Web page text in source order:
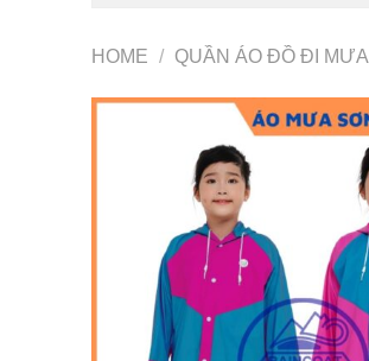
HOME / QUẦN ÁO ĐỒ ĐI MƯA